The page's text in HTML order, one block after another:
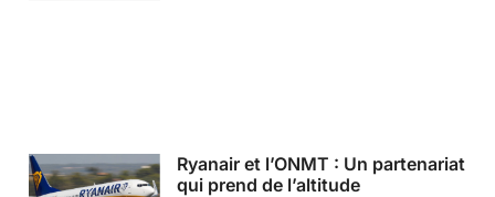
Ryanair et l’ONMT : Un partenariat
qui prend de l’altitude